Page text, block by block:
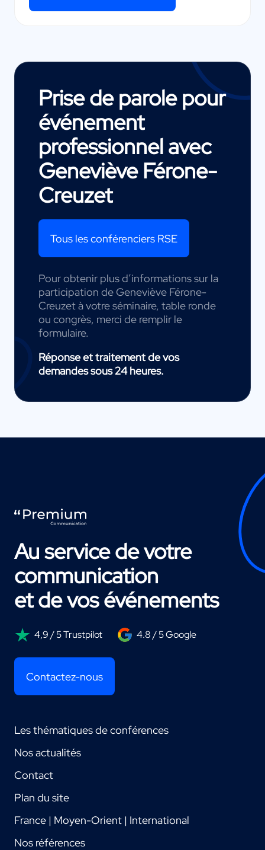
Prise de parole pour
événement
professionnel avec
Geneviève Férone-
Creuzet
Tous les conférenciers RSE
Pour obtenir plus d’informations sur la
participation de Geneviève Férone-
Creuzet à votre séminaire, table ronde
ou congrès, merci de remplir le
formulaire.
Réponse et traitement de vos
demandes sous 24 heures.
Au service de votre
communication
et de vos événements
4,9 / 5 Trustpilot 4.8 / 5 Google
Contactez-nous
Les thématiques de conférences
Nos actualités
Contact
Plan du site
France | Moyen-Orient | International
Nos références